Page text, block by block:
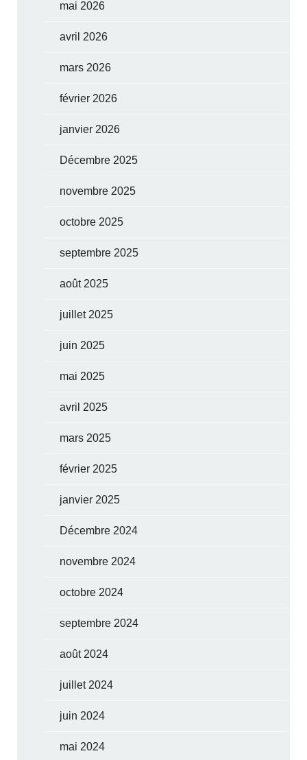
mai 2026
avril 2026
mars 2026
février 2026
janvier 2026
Décembre 2025
novembre 2025
octobre 2025
septembre 2025
août 2025
juillet 2025
juin 2025
mai 2025
avril 2025
mars 2025
février 2025
janvier 2025
Décembre 2024
novembre 2024
octobre 2024
septembre 2024
août 2024
juillet 2024
juin 2024
mai 2024